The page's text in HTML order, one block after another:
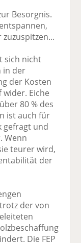
Besorgnis.
sich nicht
in der
der Kosten
Eiche
80 % des
ist auch für
gefragt und
Wenn
teurer wird,
der
der von
Die FEP